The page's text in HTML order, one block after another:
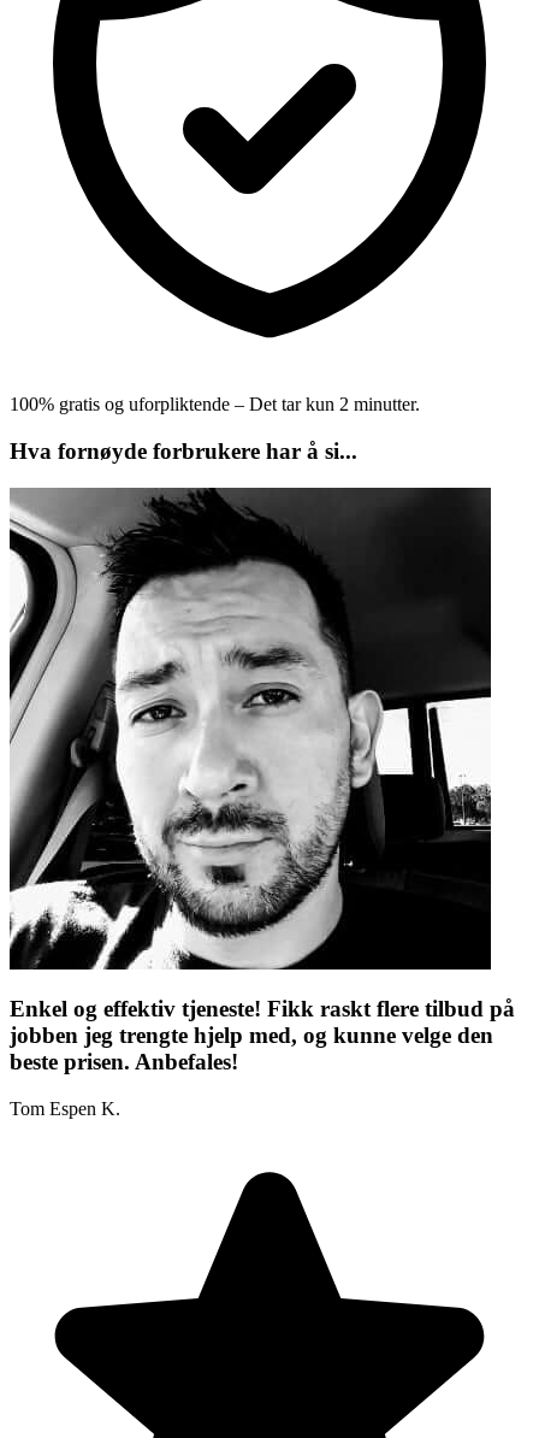
100% gratis og uforpliktende – Det tar kun 2 minutter.
Hva fornøyde forbrukere har å si...
Enkel og effektiv tjeneste! Fikk raskt flere tilbud på
jobben jeg trengte hjelp med, og kunne velge den
beste prisen. Anbefales!
Tom Espen K.